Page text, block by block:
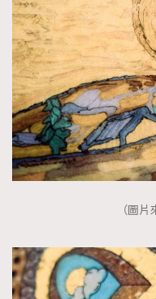
（圖